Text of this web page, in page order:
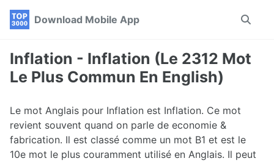
Skip
navigation
Skip
Skip
Download Mobile App
Toggle
Inflation - Inflation (Le 2312 Mot
Le Plus Commun En English)
Le mot Anglais pour Inflation est Inflation. Ce mot
revient souvent quand on parle de economie &
fabrication. Il est classé comme un mot B1 et est le
10e mot le plus couramment utilisé en Anglais. Il peut